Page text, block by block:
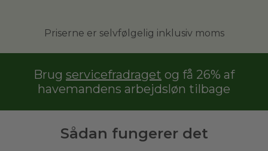
Priserne er selvfølgelig inklusiv moms
Brug servicefradraget og få 26% af
havemandens arbejdsløn tilbage
Sådan fungerer det